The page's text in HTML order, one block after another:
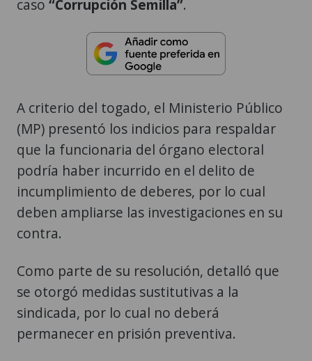
caso “Corrupción Semilla”.
A criterio del togado, el Ministerio Público
(MP) presentó los indicios para respaldar
que la funcionaria del órgano electoral
podría haber incurrido en el delito de
incumplimiento de deberes, por lo cual
deben ampliarse las investigaciones en su
contra.
Como parte de su resolución, detalló que
se otorgó medidas sustitutivas a la
sindicada, por lo cual no deberá
permanecer en prisión preventiva.